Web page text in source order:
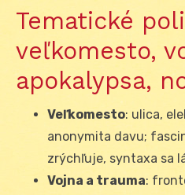
Tematické
veľkomesto,
apokalypsa,
Veľkomesto: ulica,
anonymita davu;
zrýchľuje, syntaxa sa
Vojna a trauma: